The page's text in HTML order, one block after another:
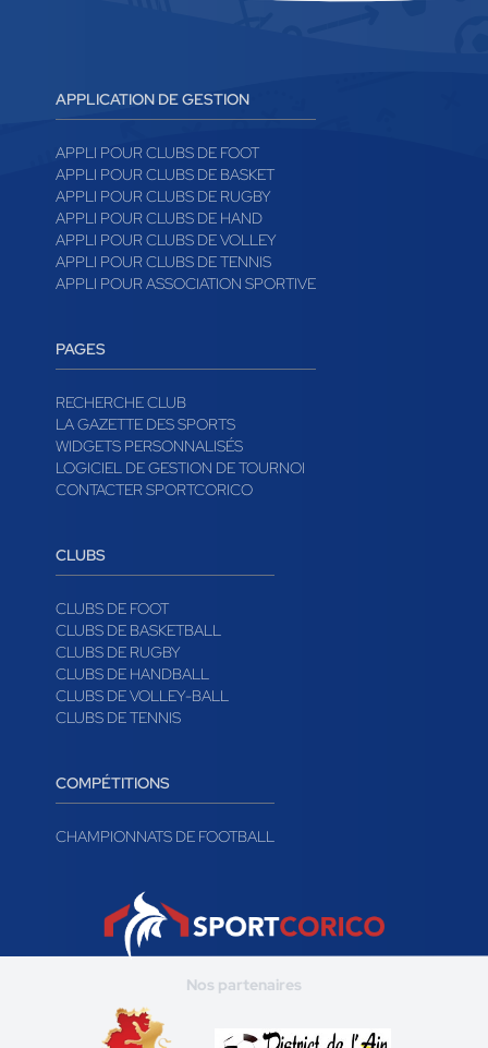
APPLICATION DE GESTION
APPLI POUR CLUBS DE FOOT
APPLI POUR CLUBS DE BASKET
APPLI POUR CLUBS DE RUGBY
APPLI POUR CLUBS DE HAND
APPLI POUR CLUBS DE VOLLEY
APPLI POUR CLUBS DE TENNIS
APPLI POUR ASSOCIATION SPORTIVE
PAGES
RECHERCHE CLUB
LA GAZETTE DES SPORTS
WIDGETS PERSONNALISÉS
LOGICIEL DE GESTION DE TOURNOI
CONTACTER SPORTCORICO
CLUBS
CLUBS DE FOOT
CLUBS DE BASKETBALL
CLUBS DE RUGBY
CLUBS DE HANDBALL
CLUBS DE VOLLEY-BALL
CLUBS DE TENNIS
COMPÉTITIONS
CHAMPIONNATS DE FOOTBALL
Nos partenaires